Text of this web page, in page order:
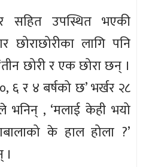
सहित उपस्थित भएकी
छोराछोरीका लागि पनि
छोरी र एक छोरा छन् ।
६ र ४ बर्षको छ’ भर्खर २८
भनिन् , ‘मलाई केही भयो
के हाल होला ?’